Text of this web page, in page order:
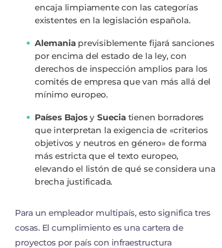
encaja limpiamente con las categorías
existentes en la legislación española.
Alemaniaprevisiblemente fijará sanciones
por encima del estado de la ley, con
derechos de inspección amplios para los
comités de empresa que van más allá del
mínimo europeo.
Países BajosySueciatienen borradores
que interpretan la exigencia de «criterios
objetivos y neutros en género» de forma
más estricta que el texto europeo,
elevando el listón de qué se considera una
brecha justificada.
Para un empleador multipaís, esto significa tres
cosas. El cumplimiento es una cartera de
proyectos por país con infraestructura